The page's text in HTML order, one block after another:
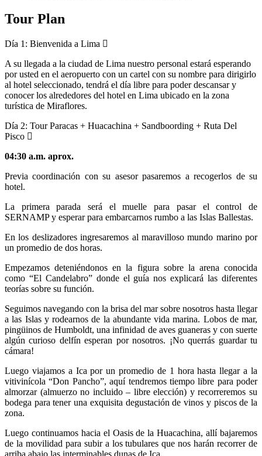
Tour Plan
Día 1: Bienvenida a Lima
A su llegada a la ciudad de Lima nuestro personal estará esperando
por usted en el aeropuerto con un cartel con su nombre para dirigirlo
al hotel seleccionado, tendrá el día libre para poder descansar y
conocer los alrededores del hotel en Lima ubicado en la zona
turística de Miraflores.
Día 2: Tour Paracas + Huacachina + Sandboording + Ruta Del
Pisco
04:30 a.m. aprox.
Previa coordinación con su asesor pasaremos a recogerlos de su
hotel.
La primera parada será el muelle para pasar el control de
SERNAMP y esperar para embarcarnos rumbo a las Islas Ballestas.
En los deslizadores ingresaremos al maravilloso mundo marino por
un promedio de dos horas.
Empezamos deteniéndonos en la figura sobre la arena conocida
como “El Candelabro” donde el guía nos explicará las diferentes
teorías sobre su función.
Seguimos navegando con la brisa del mar sobre nosotros hasta llegar
a las Islas y rodearnos de la abundante vida marina. Lobos de mar,
pingüinos de Humboldt, una infinidad de aves guaneras y con suerte
algún curioso delfín esperan por nosotros. ¡No querrás guardar tu
cámara!
Luego viajamos a Ica por un promedio de 1 hora hasta llegar a la
vitivinícola “Don Pancho”, aquí tendremos tiempo libre para poder
almorzar (almuerzo no incluido – libre elección) y recorreremos su
bodega para tener una exquisita degustación de vinos y piscos de la
zona.
Luego continuamos hacia el Oasis de la Huacachina, allí bajaremos
de la movilidad para subir a los tubulares que nos harán recorrer de